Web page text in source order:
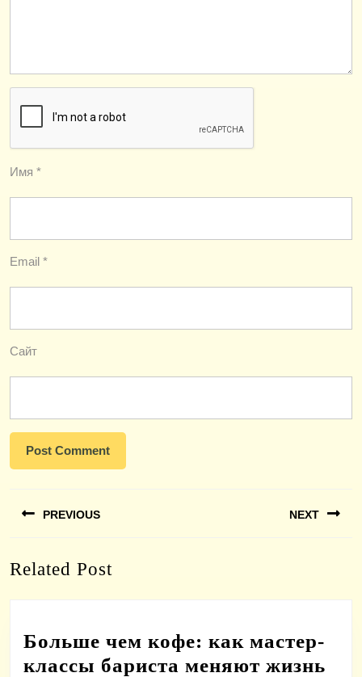
Имя *
Email *
Сайт
по
PREVIOUS
post:
NEXT
Related Post
Больше чем кофе: как мастер-
классы бариста меняют жизнь